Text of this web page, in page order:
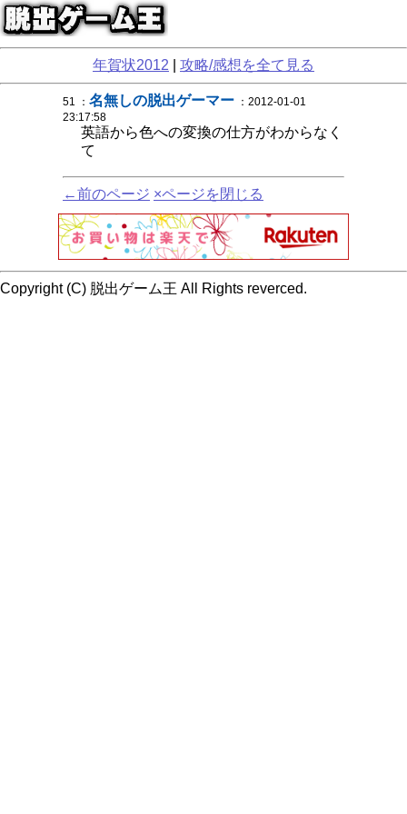
年賀状2012 攻略/感想を全て見る
51 ： 名無しの脱出ゲーマー ：2012-01-01
23:17:58
英語から色への変換の仕方がわからなく
て
←前のページ ×ページを閉じる
Copyright (C) 脱出ゲーム王 All Rights reverced.